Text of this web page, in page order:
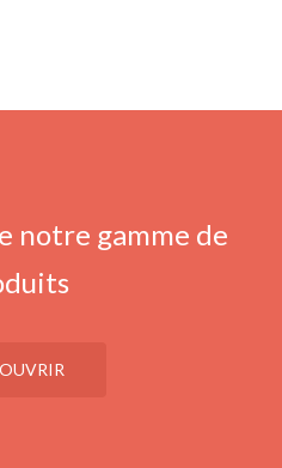
notre gamme de